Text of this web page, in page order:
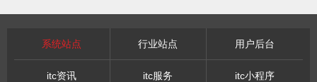
系统站点 行业站点 用户后台
itc资讯 itc服务 itc小程序